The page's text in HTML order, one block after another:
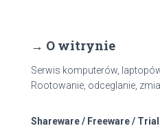
:
→ O witrynie
Serwis komputerów,
Rootowanie, odceglanie,
Shareware / Freeware /